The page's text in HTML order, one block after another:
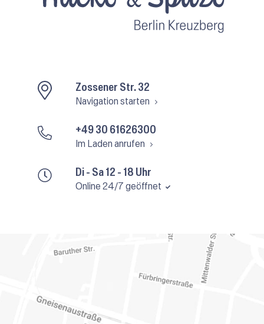
Di - Sa 12 - 18 Uhr
Online 24/7 geöffnet
Zossener Str. 32
Navigation starten
+49 30 61626300
Im Laden anrufen